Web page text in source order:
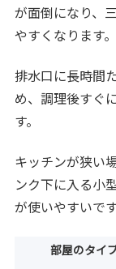
が面倒になり、
やすくなります。
排水口に長時間
め、調理後すぐ
す。
キッチンが狭い
ンク下に入る小
が使いやすいです
部屋のタイ